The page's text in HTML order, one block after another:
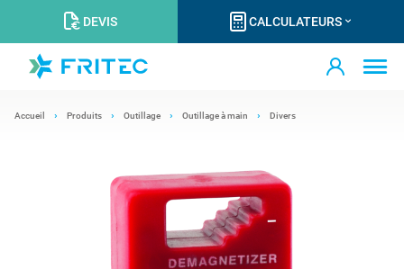
DEVIS CALCULATEURS
Accueil Produits Outillage Outillage à main Divers